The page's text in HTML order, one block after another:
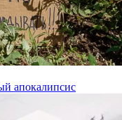
апокалипсис